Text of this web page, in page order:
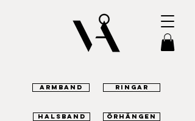
armband Ringar
halsband örhängen